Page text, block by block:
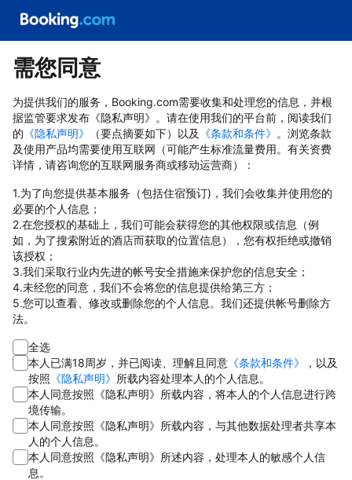
需您同意
为提供我们的服务，Booking.com需要收集和处理您的信息，并根
据监管要求发布《隐私声明》。请在使用我们的平台前，阅读我们
的 《隐私声明》 （要点摘要如下）以及 《条款和条件》 。浏览条款
及使用产品均需要使用互联网（可能产生标准流量费用。有关资费
详情，请咨询您的互联网服务商或移动运营商）：
1.为了向您提供基本服务（包括住宿预订)，我们会收集并使用您的
必要的个人信息；
2.在您授权的基础上，我们可能会获得您的其他权限或信息（例
如，为了搜索附近的酒店而获取的位置信息），您有权拒绝或撤销
该授权；
3.我们采取行业内先进的帐号安全措施来保护您的信息安全；
4.未经您的同意，我们不会将您的信息提供给第三方；
5.您可以查看、修改或删除您的个人信息。我们还提供帐号删除方
法。
全选
本人已满18周岁，并已阅读、理解且同意 《条款和条件》
，以及
按照 《隐私声明》 所载内容处理本人的个人信息。
本人同意按照《隐私声明》所载内容，将本人的个人信息进行跨
境传输。
本人同意按照《隐私声明》所载内容，与其他数据处理者共享本
人的个人信息。
本人同意按照《隐私声明》所述内容，处理本人的敏感个人信
息。